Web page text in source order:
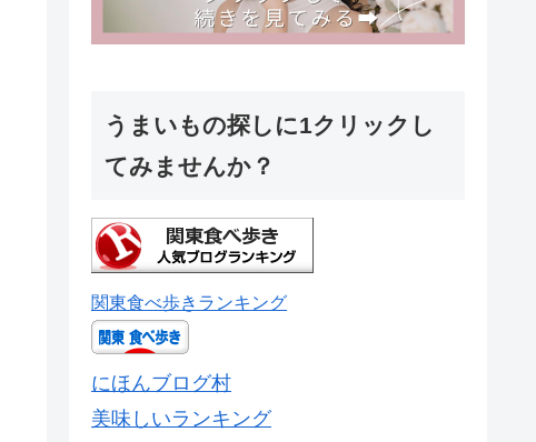
うまいもの探しに1クリックし
てみませんか？
関東食べ歩きランキング
にほんブログ村
美味しいランキング